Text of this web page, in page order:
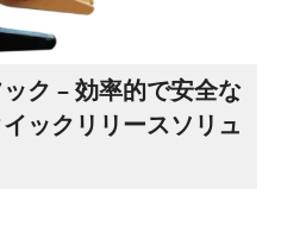
ク – 効率的で安全な
ックリリースソリュ